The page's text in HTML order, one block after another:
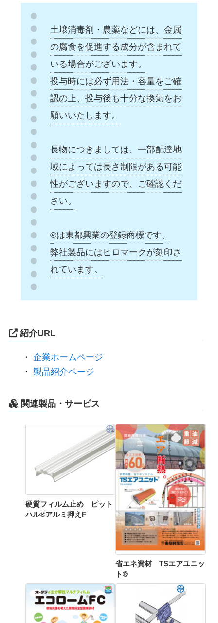
土壌消毒剤・農薬などには、金属
の腐食を促進する成分が含まれて
いる場合がございます。
投与時には必ず用法・容量をご確
認の上、投与後も十分な換気をお
願いいたします。
長物につきましては、一部配達地
域によっては長さ制限がある可能
性がございますので、ご確認くだ
さい。
®は東都興業の登録商標です。
弊社製品にはヒロマークが刻印さ
れています。
紹介URL
・ 企業ホームページ
・ 製品紹介ページ
関連製品・サービス
硬質フィルム止め ピット
ハル®アルミ押えF
省エネ資材 TSエアユニッ
ト®